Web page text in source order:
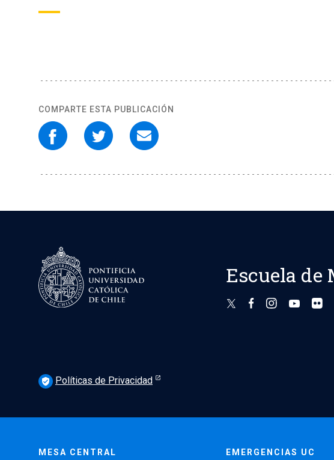
COMPARTE ESTA PUBLICACIÓN
Escuela de
verified_user Políticas de Privacidad
MESA CENTRAL EMERGENCIAS UC